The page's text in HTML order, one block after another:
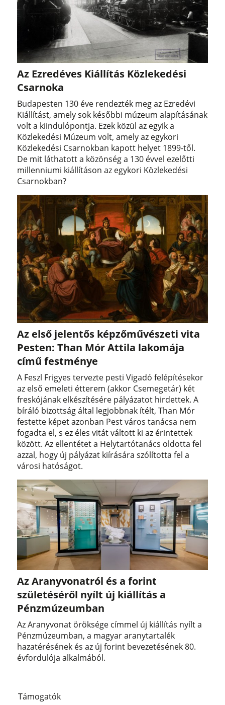
Az Ezredéves Kiállítás Közlekedési
Csarnoka
Budapesten 130 éve rendezték meg az Ezredévi
Kiállítást, amely sok későbbi múzeum alapításának
volt a kiindulópontja. Ezek közül az egyik a
Közlekedési Múzeum volt, amely az egykori
Közlekedési Csarnokban kapott helyet 1899-től.
De mit láthatott a közönség a 130 évvel ezelőtti
millenniumi kiállításon az egykori Közlekedési
Csarnokban?
Az első jelentős képzőművészeti vita
Pesten: Than Mór Attila lakomája
című festménye
A Feszl Frigyes tervezte pesti Vigadó felépítésekor
az első emeleti étterem (akkor Csemegetár) két
freskójának elkészítésére pályázatot hirdettek. A
bíráló bizottság által legjobbnak ítélt, Than Mór
festette képet azonban Pest város tanácsa nem
fogadta el, s ez éles vitát váltott ki az érintettek
között. Az ellentétet a Helytartótanács oldotta fel
azzal, hogy új pályázat kiírására szólította fel a
városi hatóságot.
Az Aranyvonatról és a forint
születéséről nyílt új kiállítás a
Pénzmúzeumban
Az Aranyvonat öröksége címmel új kiállítás nyílt a
Pénzmúzeumban, a magyar aranytartalék
hazatérésének és az új forint bevezetésének 80.
évfordulója alkalmából.
Támogatók